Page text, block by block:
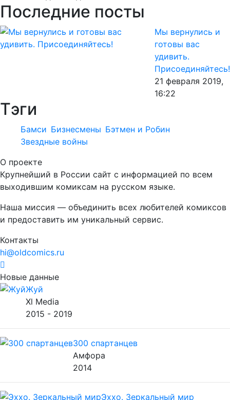
Последние посты
Мы вернулись и
готовы вас
удивить.
Присоединяйтесь!
21 февраля 2019,
16:22
Тэги
Бамси Бизнесмены Бэтмен и Робин
Звездные войны
О проекте
Крупнейший в России сайт с информацией по всем
выходившим комиксам на русском языке.
Наша миссия — объединить всех любителей комиксов
и предоставить им уникальный сервис.
Контакты
hi@oldcomics.ru
Новые данные
Жуй
Xl Media
2015 - 2019
300 спартанцев
Амфора
2014
Эххо. Зеркальный мир